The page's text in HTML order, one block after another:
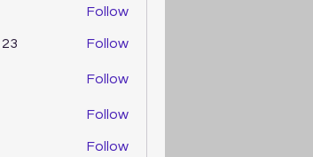
Follow
Follow
Follow
Follow
Follow